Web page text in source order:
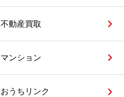
不動産買取
マンション
おうちリンク